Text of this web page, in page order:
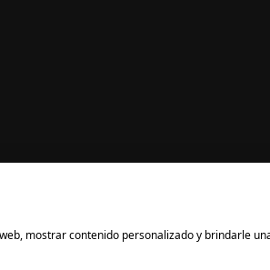
mostrar contenido personalizado y brindarle